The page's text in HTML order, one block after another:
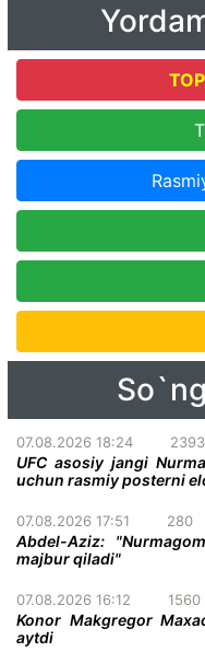
07.08.2026 18:24 2393
UFC asosiy jangi
uchun rasmiy posterni
07.08.2026 17:51 280
Abdel-Aziz:
majbur qiladi"
07.08.2026 16:12 1560
Konor Makgregor
aytdi